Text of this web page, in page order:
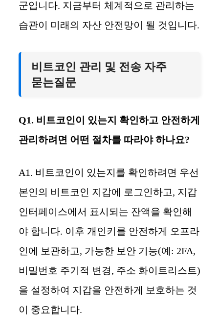
군입니다. 지금부터 체계적으로 관리하는
습관이 미래의 자산 안전망이 될 것입니다.
비트코인 관리 및 전송 자주
묻는질문
Q1. 비트코인이 있는지 확인하고 안전하게
관리하려면 어떤 절차를 따라야 하나요?
A1. 비트코인이 있는지를 확인하려면 우선
본인의 비트코인 지갑에 로그인하고, 지갑
인터페이스에서 표시되는 잔액을 확인해
야 합니다. 이후 개인키를 안전하게 오프라
인에 보관하고, 가능한 보안 기능(예: 2FA,
비밀번호 주기적 변경, 주소 화이트리스트)
을 설정하여 지갑을 안전하게 보호하는 것
이 중요합니다.